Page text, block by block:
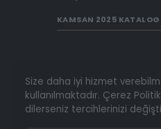
KAMSAN 2025 KATALOG
Size daha iyi hizmet
kullanılmaktadır. Çerez
dilerseniz tercihlerinizi